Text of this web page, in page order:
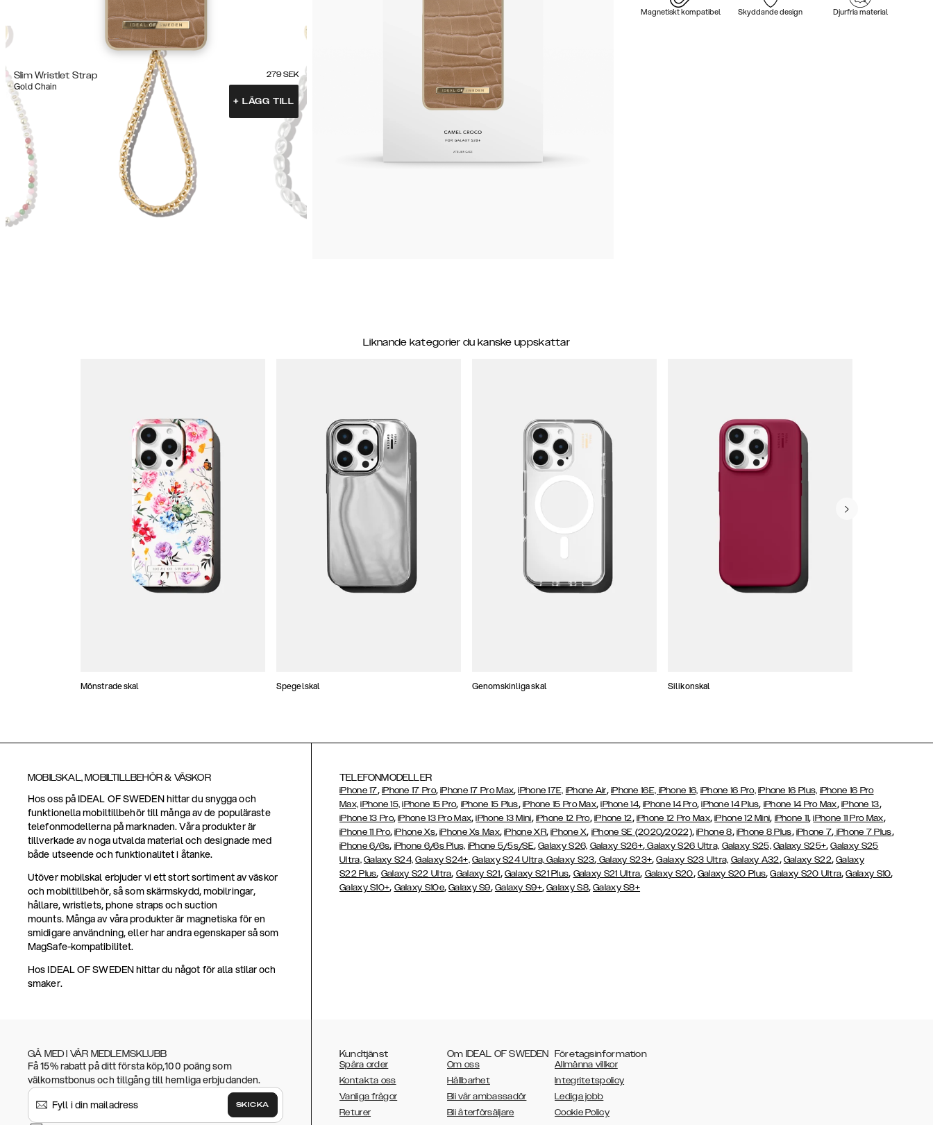
Slim Wristlet Strap
Gold Chain
279 SEK
+ LÄGG TILL
Magnetiskt kompatibel Skyddande design Djurfria material
Liknande kategorier du kanske uppskattar
Mönstrade skal Spegelskal Genomskinliga skal Silikonskal
MOBILSKAL, MOBILTILLBEHÖR & VÄSKOR
Hos oss på IDEAL OF SWEDEN hittar du snygga och
funktionella mobiltillbehör till många av de populäraste
telefonmodellerna på marknaden. Våra produkter är
tillverkade av noga utvalda material och designade med
både utseende och funktionalitet i åtanke.
Utöver mobilskal erbjuder vi ett stort sortiment av väskor
och mobiltillbehör, så som skärmskydd, mobilringar,
hållare, wristlets, phone straps och suction
mounts. Många av våra produkter är magnetiska för en
smidigare användning, eller har andra egenskaper så som
MagSafe-kompatibilitet.
Hos IDEAL OF SWEDEN hittar du något för alla stilar och
smaker.
TELEFONMODELLER
iPhone 17, iPhone 17 Pro,iPhone 17 Pro Max,iPhone 17E, iPhone Air, iPhone 16E, iPhone 16, iPhone 16 Pro, iPhone 16 Plus, iPhone 16 Pro
Max, iPhone 15, iPhone 15 Pro, iPhone 15 Plus, iPhone 15 Pro Max,iPhone 14,iPhone 14 Pro,iPhone 14 Plus, iPhone 14 Pro Max, iPhone 13,
iPhone 13 Pro,iPhone 13 Pro Max,iPhone 13 Mini, iPhone 12 Pro, iPhone 12, iPhone 12 Pro Max,iPhone 12 Mini, iPhone 11,iPhone 11 Pro Max,
iPhone 11 Pro,iPhone Xs,iPhone Xs Max,iPhone XR,iPhone X, iPhone SE (2020/2022),iPhone 8, iPhone 8 Plus, iPhone 7, iPhone 7 Plus,
iPhone 6/6s, iPhone 6/6s Plus, iPhone 5/5s/SE,Galaxy S26, Galaxy S26+,Galaxy S26 Ultra, Galaxy S25, Galaxy S25+,Galaxy S25
Ultra, Galaxy S24, Galaxy S24+, Galaxy S24 Ultra, Galaxy S23, Galaxy S23+,Galaxy S23 Ultra, Galaxy A32, Galaxy S22,Galaxy
S22 Plus, Galaxy S22 Ultra, Galaxy S21, Galaxy S21 Plus, Galaxy S21 Ultra, Galaxy S20, Galaxy S20 Plus,Galaxy S20 Ultra,Galaxy S10,
Galaxy S10+, Galaxy S10e,Galaxy S9, Galaxy S9+,Galaxy S8,Galaxy S8+
GÅ MED I VÅR MEDLEMSKLUBB
Få 15% rabatt på ditt första köp,100 poäng som
välkomstbonus och tillgång till hemliga erbjudanden.
SKICKA
Kundtjänst
Spåra order
Kontakta oss
Vanliga frågor
Returer
Om IDEAL OF SWEDEN
Om oss
Hållbarhet
Bli vår ambassadör
Bli återförsäljare
Företagsinformation
Allmänna villkor
Integritetspolicy
Lediga jobb
Cookie Policy